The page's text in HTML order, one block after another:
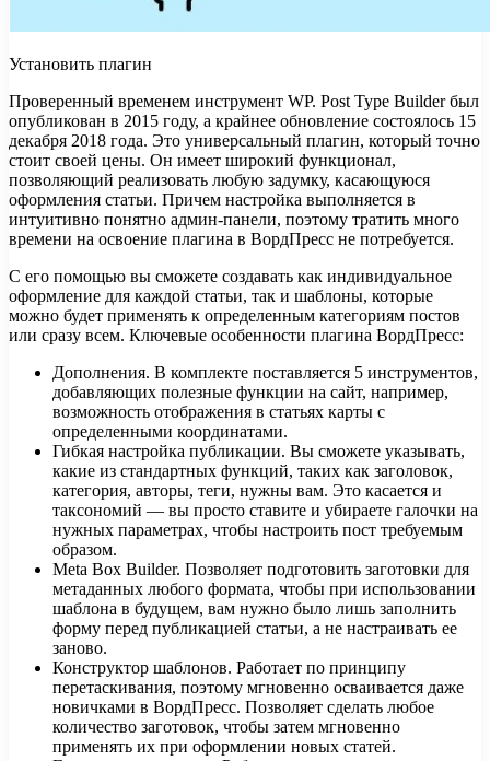
Установить плагин
Проверенный временем инструмент WP. Post Type Builder был
опубликован в 2015 году, а крайнее обновление состоялось 15
декабря 2018 года. Это универсальный плагин, который точно
стоит своей цены. Он имеет широкий функционал,
позволяющий реализовать любую задумку, касающуюся
оформления статьи. Причем настройка выполняется в
интуитивно понятно админ-панели, поэтому тратить много
времени на освоение плагина в ВордПресс не потребуется.
С его помощью вы сможете создавать как индивидуальное
оформление для каждой статьи, так и шаблоны, которые
можно будет применять к определенным категориям постов
или сразу всем. Ключевые особенности плагина ВордПресс:
Дополнения. В комплекте поставляется 5 инструментов,
добавляющих полезные функции на сайт, например,
возможность отображения в статьях карты с
определенными координатами.
Гибкая настройка публикации. Вы сможете указывать,
какие из стандартных функций, таких как заголовок,
категория, авторы, теги, нужны вам. Это касается и
таксономий — вы просто ставите и убираете галочки на
нужных параметрах, чтобы настроить пост требуемым
образом.
Meta Box Builder. Позволяет подготовить заготовки для
метаданных любого формата, чтобы при использовании
шаблона в будущем, вам нужно было лишь заполнить
форму перед публикацией статьи, а не настраивать ее
заново.
Конструктор шаблонов. Работает по принципу
перетаскивания, поэтому мгновенно осваивается даже
новичками в ВордПресс. Позволяет сделать любое
количество заготовок, чтобы затем мгновенно
применять их при оформлении новых статей.